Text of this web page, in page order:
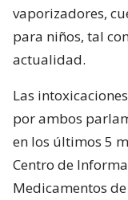
vaporizadores,
para niños, tal
actualidad.
Las
por ambos
en los últimos 5
Centro de
Medicamentos